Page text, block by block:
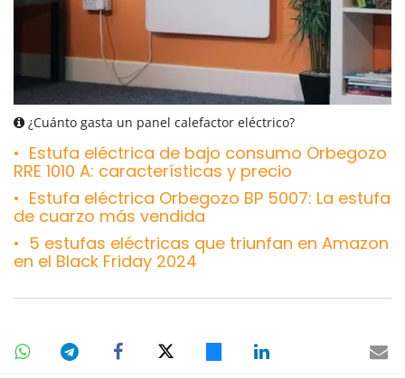
¿Cuánto gasta un panel calefactor eléctrico?
Estufa eléctrica de bajo consumo Orbegozo
RRE 1010 A: características y precio
Estufa eléctrica Orbegozo BP 5007: La estufa
de cuarzo más vendida
5 estufas eléctricas que triunfan en Amazon
en el Black Friday 2024